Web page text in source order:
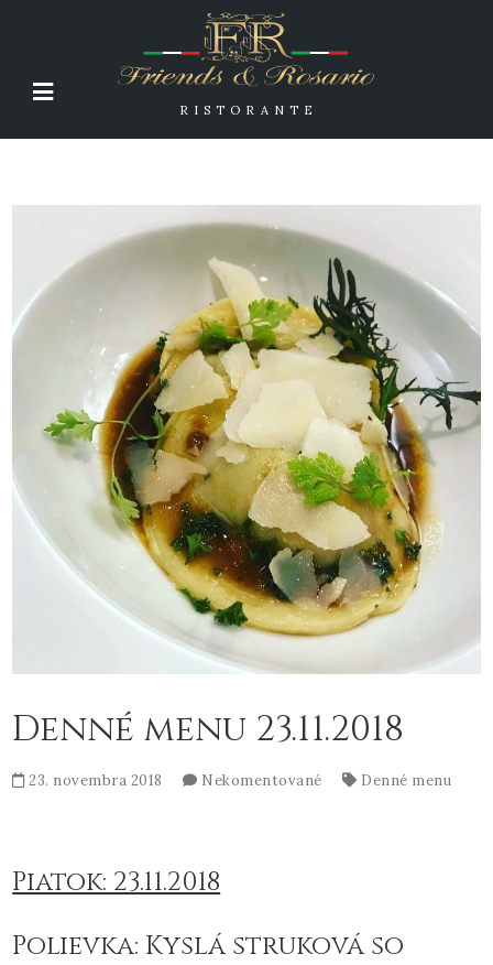
RISTORANTE
Denné menu 23.11.2018
23. novembra 2018 Nekomentované Denné menu
Piatok: 23.11.2018
Polievka: Kyslá struková so